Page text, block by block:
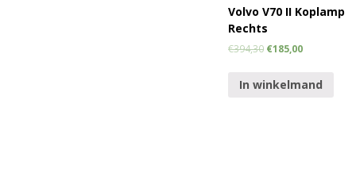
Volvo V70 II Koplamp
Rechts
€394,30 €185,00
In winkelmand